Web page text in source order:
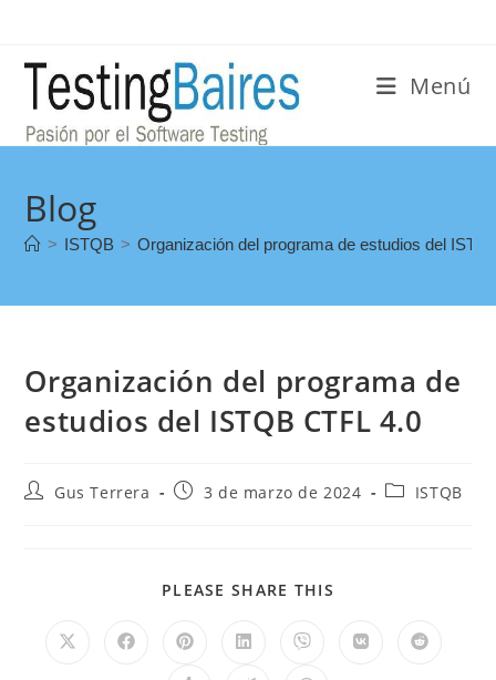
Menú
Blog
> ISTQB > Organización del programa de estudios del
Organización del programa de
estudios del ISTQB CTFL 4.0
Gus Terrera 3 de marzo de 2024 ISTQB
PLEASE SHARE THIS